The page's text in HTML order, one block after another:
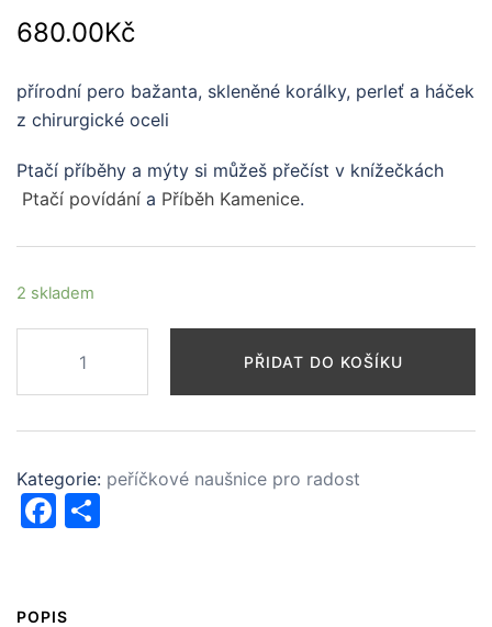
680.00Kč
přírodní pero bažanta, skleněné korálky, perleť a háček
z chirurgické oceli
Ptačí příběhy a mýty si můžeš přečíst v knížečkách
Ptačí povídání a Příběh Kamenice.
2 skladem
naušnice
pro
přítomnost
PŘIDAT DO KOŠÍKU
Kategorie: peříčkové naušnice pro radost
Facebook
POPIS